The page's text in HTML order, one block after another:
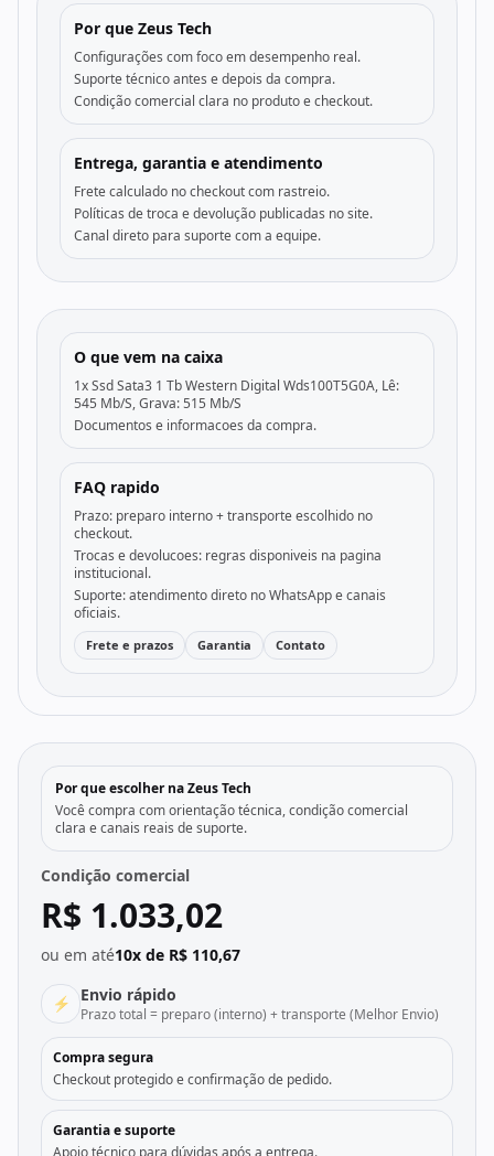
Por que Zeus Tech
Configurações com foco em desempenho real.
Suporte técnico antes e depois da compra.
Condição comercial clara no produto e checkout.
Entrega, garantia e atendimento
Frete calculado no checkout com rastreio.
Políticas de troca e devolução publicadas no site.
Canal direto para suporte com a equipe.
O que vem na caixa
1x Ssd Sata3 1 Tb Western Digital Wds100T5G0A, Lê:
545 Mb/S, Grava: 515 Mb/S
Documentos e informacoes da compra.
FAQ rapido
Prazo: preparo interno + transporte escolhido no
checkout.
Trocas e devolucoes: regras disponiveis na pagina
institucional.
Suporte: atendimento direto no WhatsApp e canais
oficiais.
Frete e prazos Garantia Contato
Por que escolher na Zeus Tech
Você compra com orientação técnica, condição comercial
clara e canais reais de suporte.
Condição comercial
R$ 1.033,02
ou em até10x de R$ 110,67
⚡ Envio rápido
Prazo total = preparo (interno) + transporte (Melhor Envio)
Compra segura
Checkout protegido e confirmação de pedido.
Garantia e suporte
Apoio técnico para dúvidas após a entrega.